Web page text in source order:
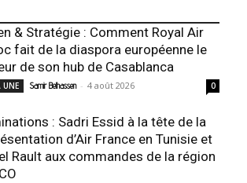
& Stratégie : Comment Royal Air
fait de la diaspora européenne le
de son hub de Casablanca
UNE Samir Belhassen - 4 août 2026 0
: Sadri Essid à la tête de la
d’Air France en Tunisie et
Rault aux commandes de la région